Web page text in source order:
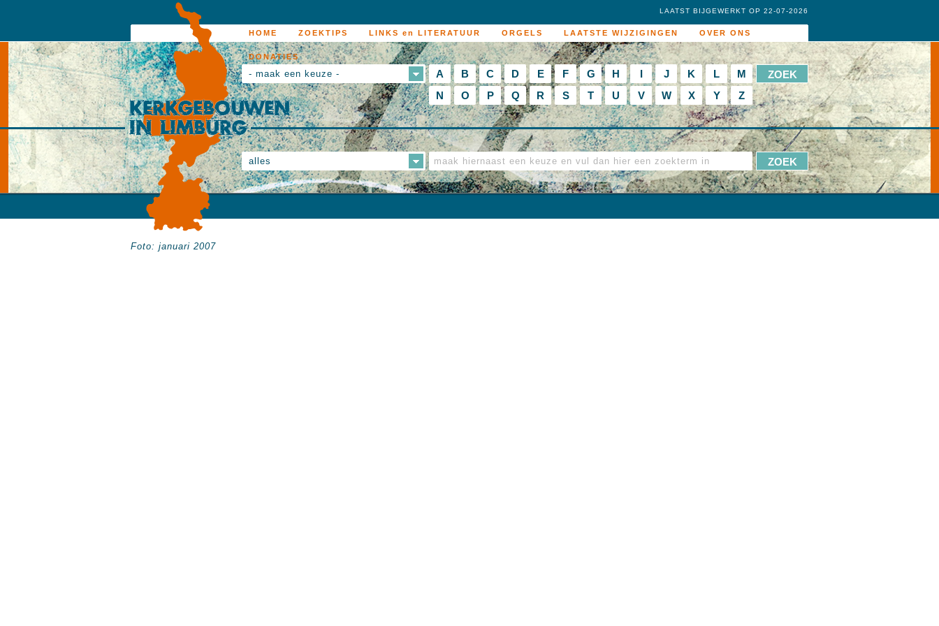
HOME ZOEKTIPS LINKS en LITERATUUR ORGELS LAATSTE WIJZIGINGEN OVER ONS
DONATIES
LAATST BIJGEWERKT OP 22-07-2026
- maak een keuze - A B C D E F G H I J K L
M
N
O P Q R S T U V W X Y Z
alles
Foto: januari 2007